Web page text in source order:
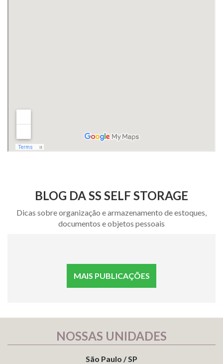
BLOG DA SS SELF STORAGE
Dicas sobre organização e armazenamento de estoques,
documentos e objetos pessoais
MAIS PUBLICAÇÕES
NOSSAS UNIDADES
São Paulo / SP